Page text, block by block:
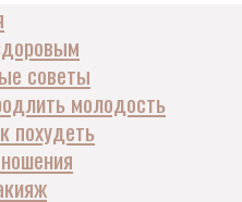
советы
молодость
похудеть